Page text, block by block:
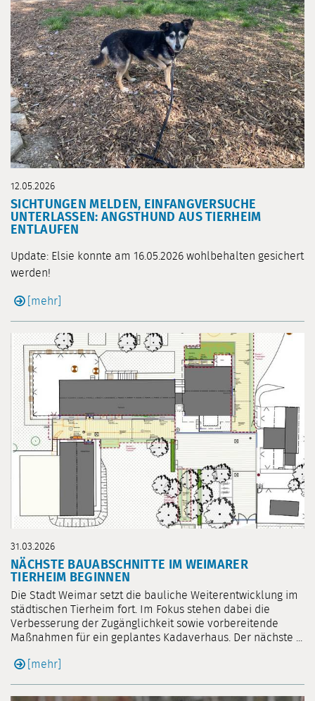
12.05.2026
SICHTUNGEN MELDEN, EINFANGVERSUCHE
UNTERLASSEN: ANGSTHUND AUS TIERHEIM
ENTLAUFEN
Update: Elsie konnte am 16.05.2026 wohlbehalten gesichert
werden!
[mehr]
31.03.2026
NÄCHSTE BAUABSCHNITTE IM WEIMARER
TIERHEIM BEGINNEN
Die Stadt Weimar setzt die bauliche Weiterentwicklung im
städtischen Tierheim fort. Im Fokus stehen dabei die
Verbesserung der Zugänglichkeit sowie vorbereitende
Maßnahmen für ein geplantes Kadaverhaus. Der nächste ...
[mehr]